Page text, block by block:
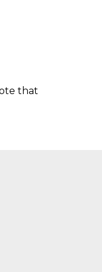
that